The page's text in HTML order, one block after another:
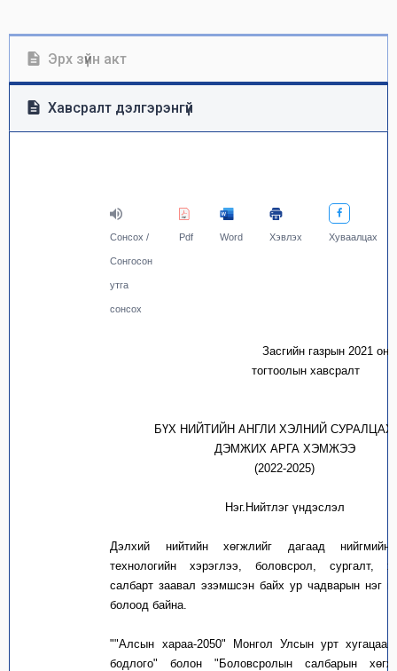
Эрх зүйн акт
Хавсралт дэлгэрэнгүй
Сонсох /
Сонгосон
утга
сонсох
Pdf Word Хэвлэх Хуваалцах
Засгийн газрын 2021
тогтоолын
БҮХ НИЙТИЙН АНГЛИ ХЭЛНИЙ
ДЭМЖИХ АРГА ХЭМЖЭЭ
(2022-2025)
Нэг.Нийтлэг үндэслэл
Дэлхий нийтийн хөгжлийг дагаад нийгмийн
технологийн хэрэглээ, боловсрол, сургалт,
салбарт заавал эзэмшсэн байх ур чадварын нэг
болоод байна.
""Алсын хараа-2050" Монгол Улсын урт
бодлого" болон "Боловсролын салбарын